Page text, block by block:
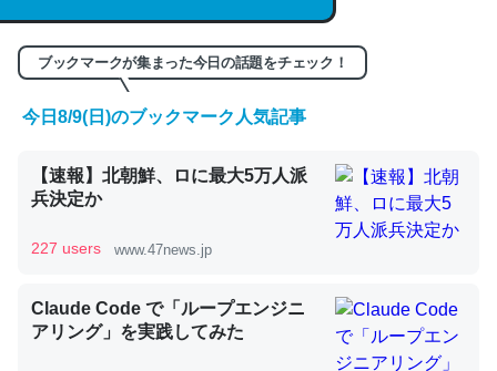
─GPTの仕組みと限界についての考察（１） - conceptualization
くらい。小説でいう「ずっと前の伏線」は回収されないけ
ど、短期記憶というには多い分量。進化すればするほど分
かりやすく強くなりそう
ブックマークが集まった今日の話題をチェック！
今日8/9(日)のブックマーク人気記事
【速報】北朝鮮、ロに最大5万人派
兵決定か
227 users www.47news.jp
Claude Code で「ループエンジニ
アリング」を実践してみた